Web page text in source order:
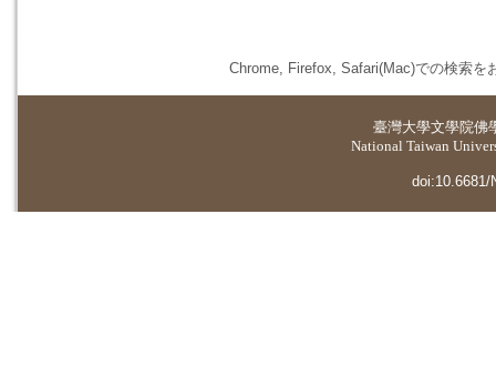
Chrome, Firefox, Safari(Mac)での検索を
臺灣大學文學院佛
National Taiwan
doi:10.6681/